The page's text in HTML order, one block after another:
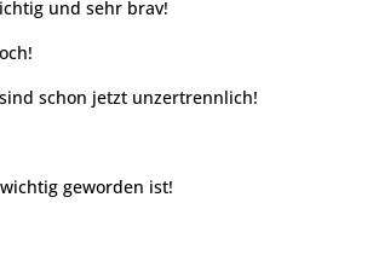
und sehr brav!
schon jetzt unzertrennlich!
geworden ist!